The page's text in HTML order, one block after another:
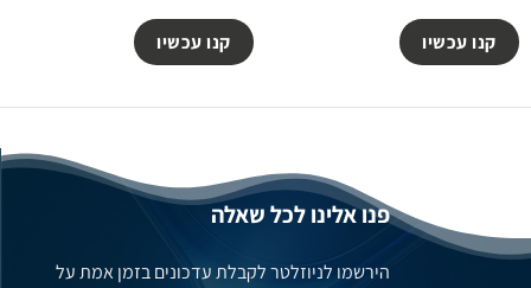
קנו עכשיו קנו עכשיו
פנו אלינו לכל שאלה
הירשמו לניוזלטר לקבלת עדכונים בזמן אמת על